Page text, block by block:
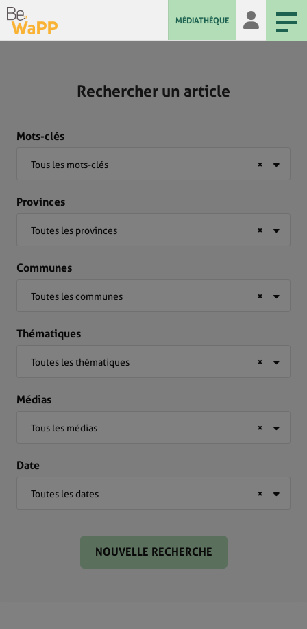
MÉDIATHÈQUE
Rechercher un article
Mots-clés
×
Tous les mots-clés
Provinces
×
Toutes les provinces
Communes
×
Toutes les communes
Thématiques
×
Toutes les thématiques
Médias
×
Tous les médias
Date
×
Toutes les dates